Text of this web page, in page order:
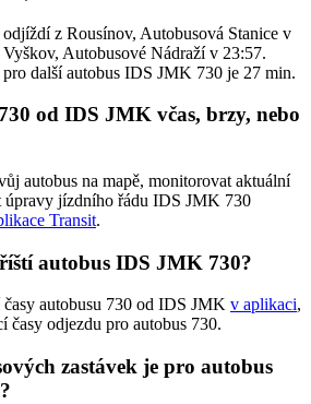
z Rousínov, Autobusová Stanice v
Autobusové Nádraží v 23:57.
další autobus IDS JMK 730 je 27 min.
od IDS JMK včas, brzy, nebo
autobus na mapě, monitorovat aktuální
úpravy jízdního řádu IDS JMK 730
Transit.
autobus IDS JMK 730?
autobusu 730 od IDS JMK v aplikaci,
časy odjezdu pro autobus 730.
zastávek je pro autobus